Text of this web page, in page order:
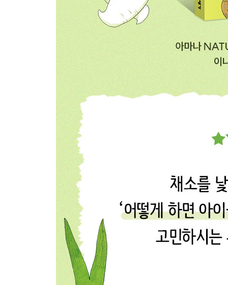
수박은 멜론 옆에 있으면 썩어요 ··· 수박 122
겨울 딸기는 최면술을 걸어서 팔아요 ··· 딸기 126
채소 칼럼 채소와 과일의 차이는 무엇일까요? ···
채소 칼럼 ‘토마토 재판’ 토마토는 채소일까요? 과
나를 아나요? 새로운 채소 ··· 140
도전! 채소 이름 찾기 퍼즐 ··· 142